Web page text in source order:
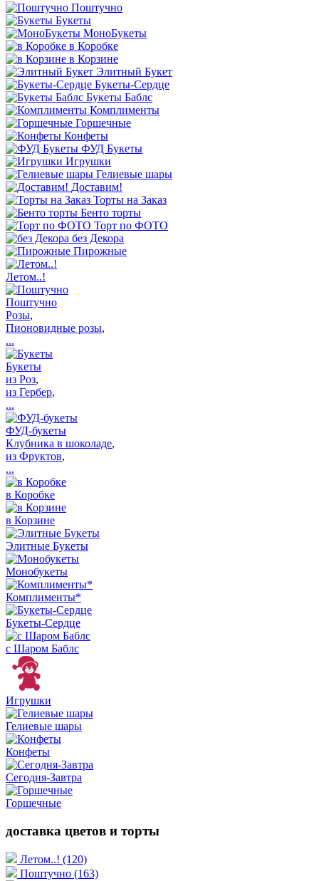
Поштучно
Букеты
МоноБукеты
в Коробке
в Корзине
Элитный Букет
Букеты-Сердце
Букеты Баблс
Комплименты
Горшечные
Конфеты
ФУД Букеты
Игрушки
Гелиевые шары
Доставим!
Торты на Заказ
Бенто торты
Торт по ФОТО
без Декора
Пирожные
Летом..!
Поштучно
Розы,
Пионовидные розы,
...
Букеты
из Роз,
из Гербер,
...
ФУД-букеты
Клубника в шоколаде,
из Фруктов,
...
в Коробке
в Корзине
Элитные Букеты
Монобукеты
Комплименты*
Букеты-Сердце
с Шаром Баблс
Игрушки
Гелиевые шары
Конфеты
Сегодня-Завтра
Горшечные
доставка цветов и торты
Летом..! (120)
Поштучно (163)